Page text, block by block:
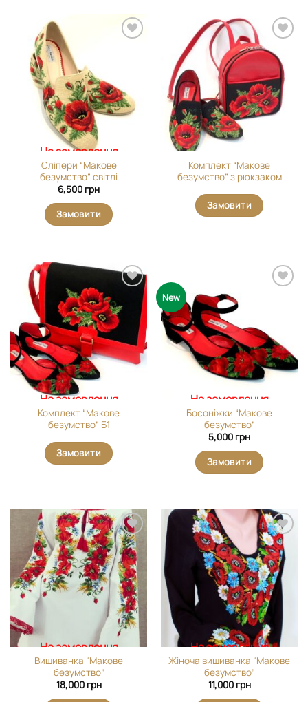
На замовлення
Сліпери “Макове
безумство” світлі
6,500 грн
Замовити
Додати
виріб у
вибране
Комплект “Макове
безумство” з рюкзаком
Замовити
Додати
виріб у
вибране
На замовлення
Комплект “Макове
безумство” Б1
Замовити
New
На замовлення
Босоніжки “Макове
безумство”
5,000 грн
Замовити
Додати
виріб у
вибране
На замовлення
Вишиванка “Макове
безумство”
18,000 грн
Додати
виріб у
вибране
На замовлення
Жіноча вишиванка “Макове
безумство”
11,000 грн